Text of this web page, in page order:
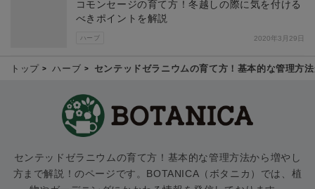
ハーブ
コモンセージの育て方！冬越しの際に気を付ける
べきポイントを解説
2020年3月29日
トップ ハーブ センテッドゼラニウムの育て方！基本的な管理方
センテッドゼラニウムの育て方！基本的な管理方法から増やし
方まで解説！のページです。BOTANICA（ボタニカ）では、植